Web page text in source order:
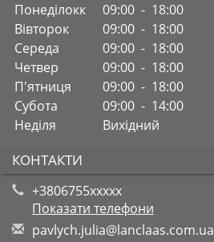
Понеділокк
09:00 - 18:00
Вівторок
09:00 - 18:00
Середа
09:00 - 18:00
Четвер
09:00 - 18:00
П'ятниця
09:00 - 18:00
Субота
09:00 - 14:00
Неділя
Вихідний
КОНТАКТИ
+3806755xxxxx
Показати телефони
pavlych.julia@lanclaas.com.ua